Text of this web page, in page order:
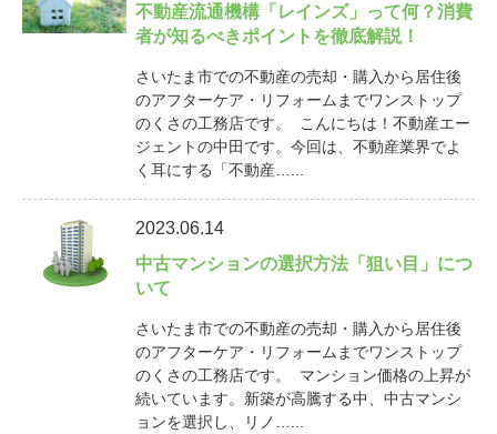
不動産流通機構「レインズ」って何？消費
者が知るべきポイントを徹底解説！
さいたま市での不動産の売却・購入から居住後
のアフターケア・リフォームまでワンストップ
のくさの工務店です。 こんにちは！不動産エー
ジェントの中田です。今回は、不動産業界でよ
く耳にする「不動産…...
2023.06.14
中古マンションの選択方法「狙い目」につ
いて
さいたま市での不動産の売却・購入から居住後
のアフターケア・リフォームまでワンストップ
のくさの工務店です。 マンション価格の上昇が
続いています。新築が高騰する中、中古マンシ
ョンを選択し、リノ…...